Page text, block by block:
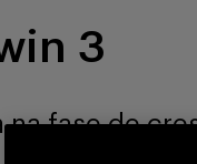
3
fase de